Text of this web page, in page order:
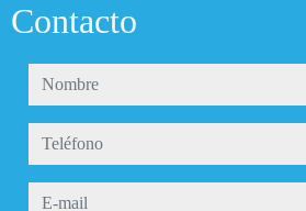
Contacto
nombre
teléfono
e-mail